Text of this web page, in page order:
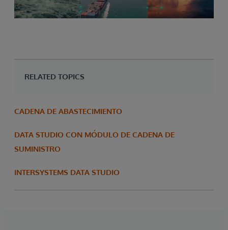
RELATED TOPICS
CADENA DE ABASTECIMIENTO
DATA STUDIO CON MÓDULO DE CADENA DE
SUMINISTRO
INTERSYSTEMS DATA STUDIO